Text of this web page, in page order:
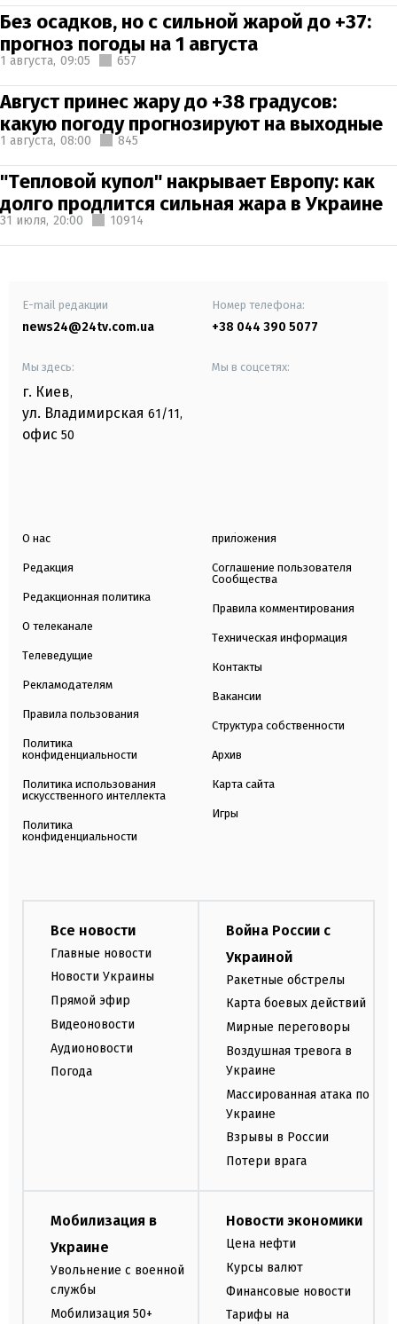
Без осадков, но с сильной жарой до +37:
прогноз погоды на 1 августа
1 августа, 09:05 657
Август принес жару до +38 градусов:
какую погоду прогнозируют на выходные
1 августа, 08:00 845
"Тепловой купол" накрывает Европу: как
долго продлится сильная жара в Украине
31 июля, 20:00 10914
E-mail редакции
news24@24tv.com.ua
Номер телефона:
+38 044 390 5077
Мы здесь:
г. Киев,
ул. Владимирская 61/11,
офис 50
Мы в соцсетях:
О нас
Редакция
Редакционная политика
О телеканале
Телеведущие
Рекламодателям
Правила пользования
Политика
конфиденциальности
Политика использования
искусственного интеллекта
Политика
конфиденциальности
приложения
Соглашение пользователя
Сообщества
Правила комментирования
Техническая информация
Контакты
Вакансии
Структура собственности
Архив
Карта сайта
Игры
Все новости
Главные новости
Новости Украины
Прямой эфир
Видеоновости
Аудионовости
Погода
Война России с
Украиной
Ракетные обстрелы
Карта боевых действий
Мирные переговоры
Воздушная тревога в
Украине
Массированная атака по
Украине
Взрывы в России
Потери врага
Мобилизация в
Украине
Увольнение с военной
службы
Мобилизация 50+
Новости экономики
Цена нефти
Курсы валют
Финансовые новости
Тарифы на